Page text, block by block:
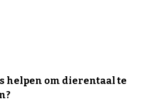
helpen om dierentaal te